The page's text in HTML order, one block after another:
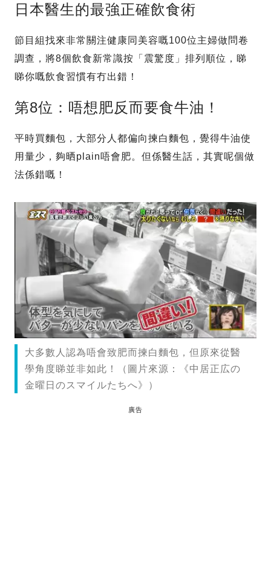
日本醫生的最強正確飲食術
節目組找來非常關注健康同美容嘅100位主婦做問卷
調查，將8個飲食新常識按「震驚度」排列順位，睇
睇你嘅飲食習慣有冇出錯！
第8位：唔想肥反而要食牛油！
平時買麵包，大部分人都偏向揀白麵包，覺得牛油使
用量少，夠晒plain唔會肥。但係醫生話，其實呢個做
法係錯嘅！
大多數人認為唔會致肥而揀白麵包，但原來從醫
學角度睇並非如此！（圖片來源：《中居正広の
金曜日のスマイルたちへ》）
廣告